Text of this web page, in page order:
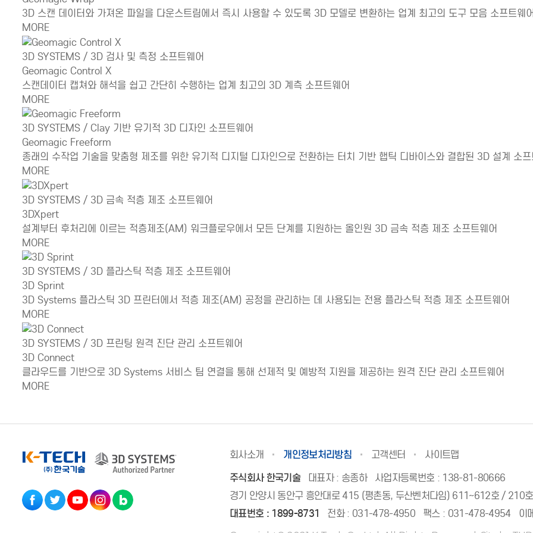
3D 스캔 데이터와 가져온 파일을 다운스트림에서 즉시 사용할 수 있도록 3D 모델로 변환하는 업계 최고의 도구 모음 소프트웨어
MORE
3D SYSTEMS / 3D 검사 및 측정 소프트웨어
Geomagic Control X
스캔데이터 캡쳐와 해석을 쉽고 간단히 수행하는 업계 최고의 3D 계측 소프트웨어
MORE
3D SYSTEMS / Clay 기반 유기적 3D 디자인 소프트웨어
Geomagic Freeform
종래의 수작업 기술을 맞춤형 제조를 위한 유기적 디지털 디자인으로 전환하는 터치 기반 햅틱 디바이스와 결합된 3D 설계 소프
MORE
3D SYSTEMS / 3D 금속 적층 제조 소프트웨어
3DXpert
설계부터 후처리에 이르는 적층제조(AM) 워크플로우에서 모든 단계를 지원하는 올인원 3D 금속 적층 제조 소프트웨어
MORE
3D SYSTEMS / 3D 플라스틱 적층 제조 소프트웨어
3D Sprint
3D Systems 플라스틱 3D 프린터에서 적층 제조(AM) 공정을 관리하는 데 사용되는 전용 플라스틱 적층 제조 소프트웨어
MORE
3D SYSTEMS / 3D 프린팅 원격 진단 관리 소프트웨어
3D Connect
클라우드를 기반으로 3D Systems 서비스 팀 연결을 통해 선제적 및 예방적 지원을 제공하는 원격 진단 관리 소프트웨어
MORE
회사소개 개인정보처리방침 고객센터
사이트맵
주식회사 한국기술
대표자 : 송종하
사업자등록번호 : 138-81-80666
경기 안양시 동안구 흥안대로 415 (평촌동, 두산벤처다임) 611~612호 / 210
대표번호 : 1899-8731 전화 : 031-478-4950 팩스 : 031-478-4954 이